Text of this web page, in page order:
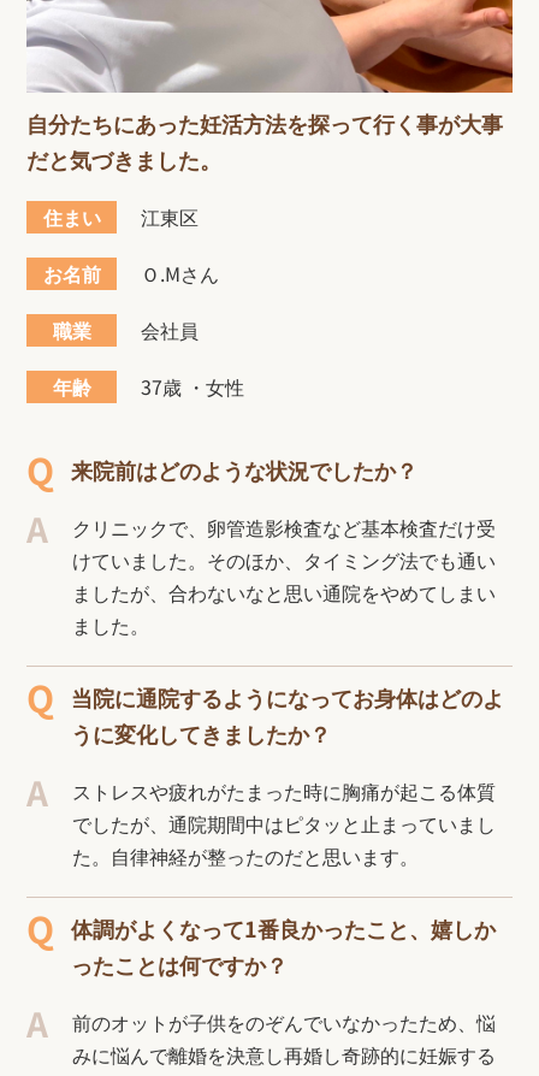
自分たちにあった妊活方法を探って行く事が大事
だと気づきました。
住まい
江東区
お名前
Ｏ.Mさん
職業
会社員
年齢
37歳 ・女性
来院前はどのような状況でしたか？
クリニックで、卵管造影検査など基本検査だけ受
けていました。そのほか、タイミング法でも通い
ましたが、合わないなと思い通院をやめてしまい
ました。
当院に通院するようになってお身体はどのよ
うに変化してきましたか？
ストレスや疲れがたまった時に胸痛が起こる体質
でしたが、通院期間中はピタッと止まっていまし
た。自律神経が整ったのだと思います。
体調がよくなって1番良かったこと、嬉しか
ったことは何ですか？
前のオットが子供をのぞんでいなかったため、悩
みに悩んで離婚を決意し再婚し奇跡的に妊娠する